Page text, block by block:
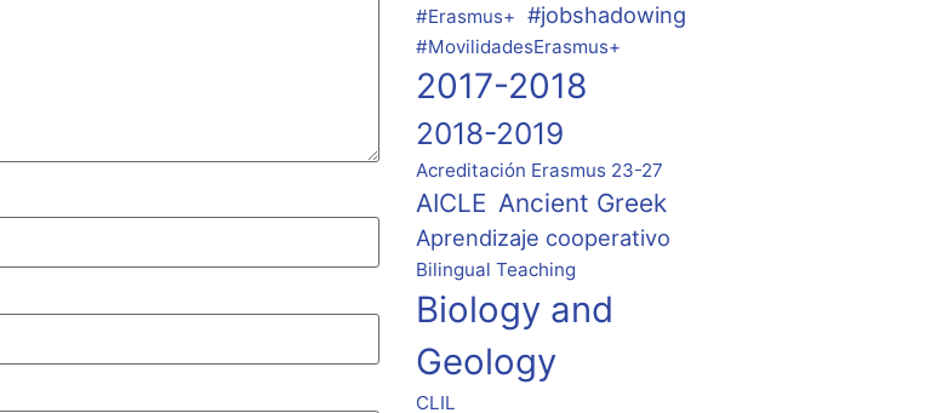
#Erasmus+ #jobshadowing
#MovilidadesErasmus+
2017-2018
2018-2019
Acreditación Erasmus 23-27
AICLE Ancient Greek
Aprendizaje cooperativo
Bilingual Teaching
Biology and
Geology
CLIL